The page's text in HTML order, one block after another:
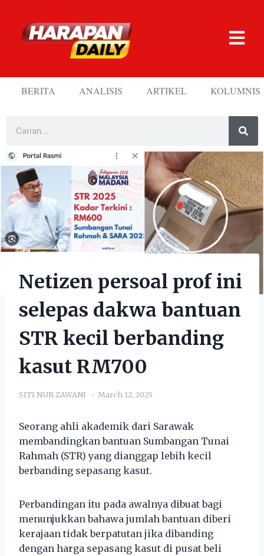
BERITA ANALISIS ARTIKEL KOLUMNIS
Netizen persoal prof ini
selepas dakwa bantuan
STR kecil berbanding
kasut RM700
SITI NUR ZAWANI March 12, 2025
Seorang ahli akademik dari Sarawak
membandingkan bantuan Sumbangan Tunai
Rahmah (STR) yang dianggap lebih kecil
berbanding sepasang kasut.
Perbandingan itu pada awalnya dibuat bagi
menunjukkan bahawa jumlah bantuan diberi
kerajaan tidak berpatutan jika dibanding
dengan harga sepasang kasut di pusat beli